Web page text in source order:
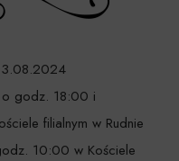
godz. 18:00 i
filialnym w Rudnie
10:00 w Kościele